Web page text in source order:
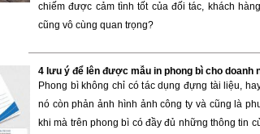
chiếm được cảm tình tốt của đối tác, khách
cũng vô cùng quan trọng?
4 lưu ý để lên được mẫu in phong bì cho doanh
Phong bì không chỉ có tác dụng đựng tài liệu,
nó còn phản ảnh hình ảnh công ty và cũng là
khi mà trên phong bì có đầy đủ những thông tin